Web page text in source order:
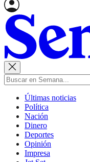
Últimas noticias
Política
Nación
Dinero
Deportes
Opinión
Impresa